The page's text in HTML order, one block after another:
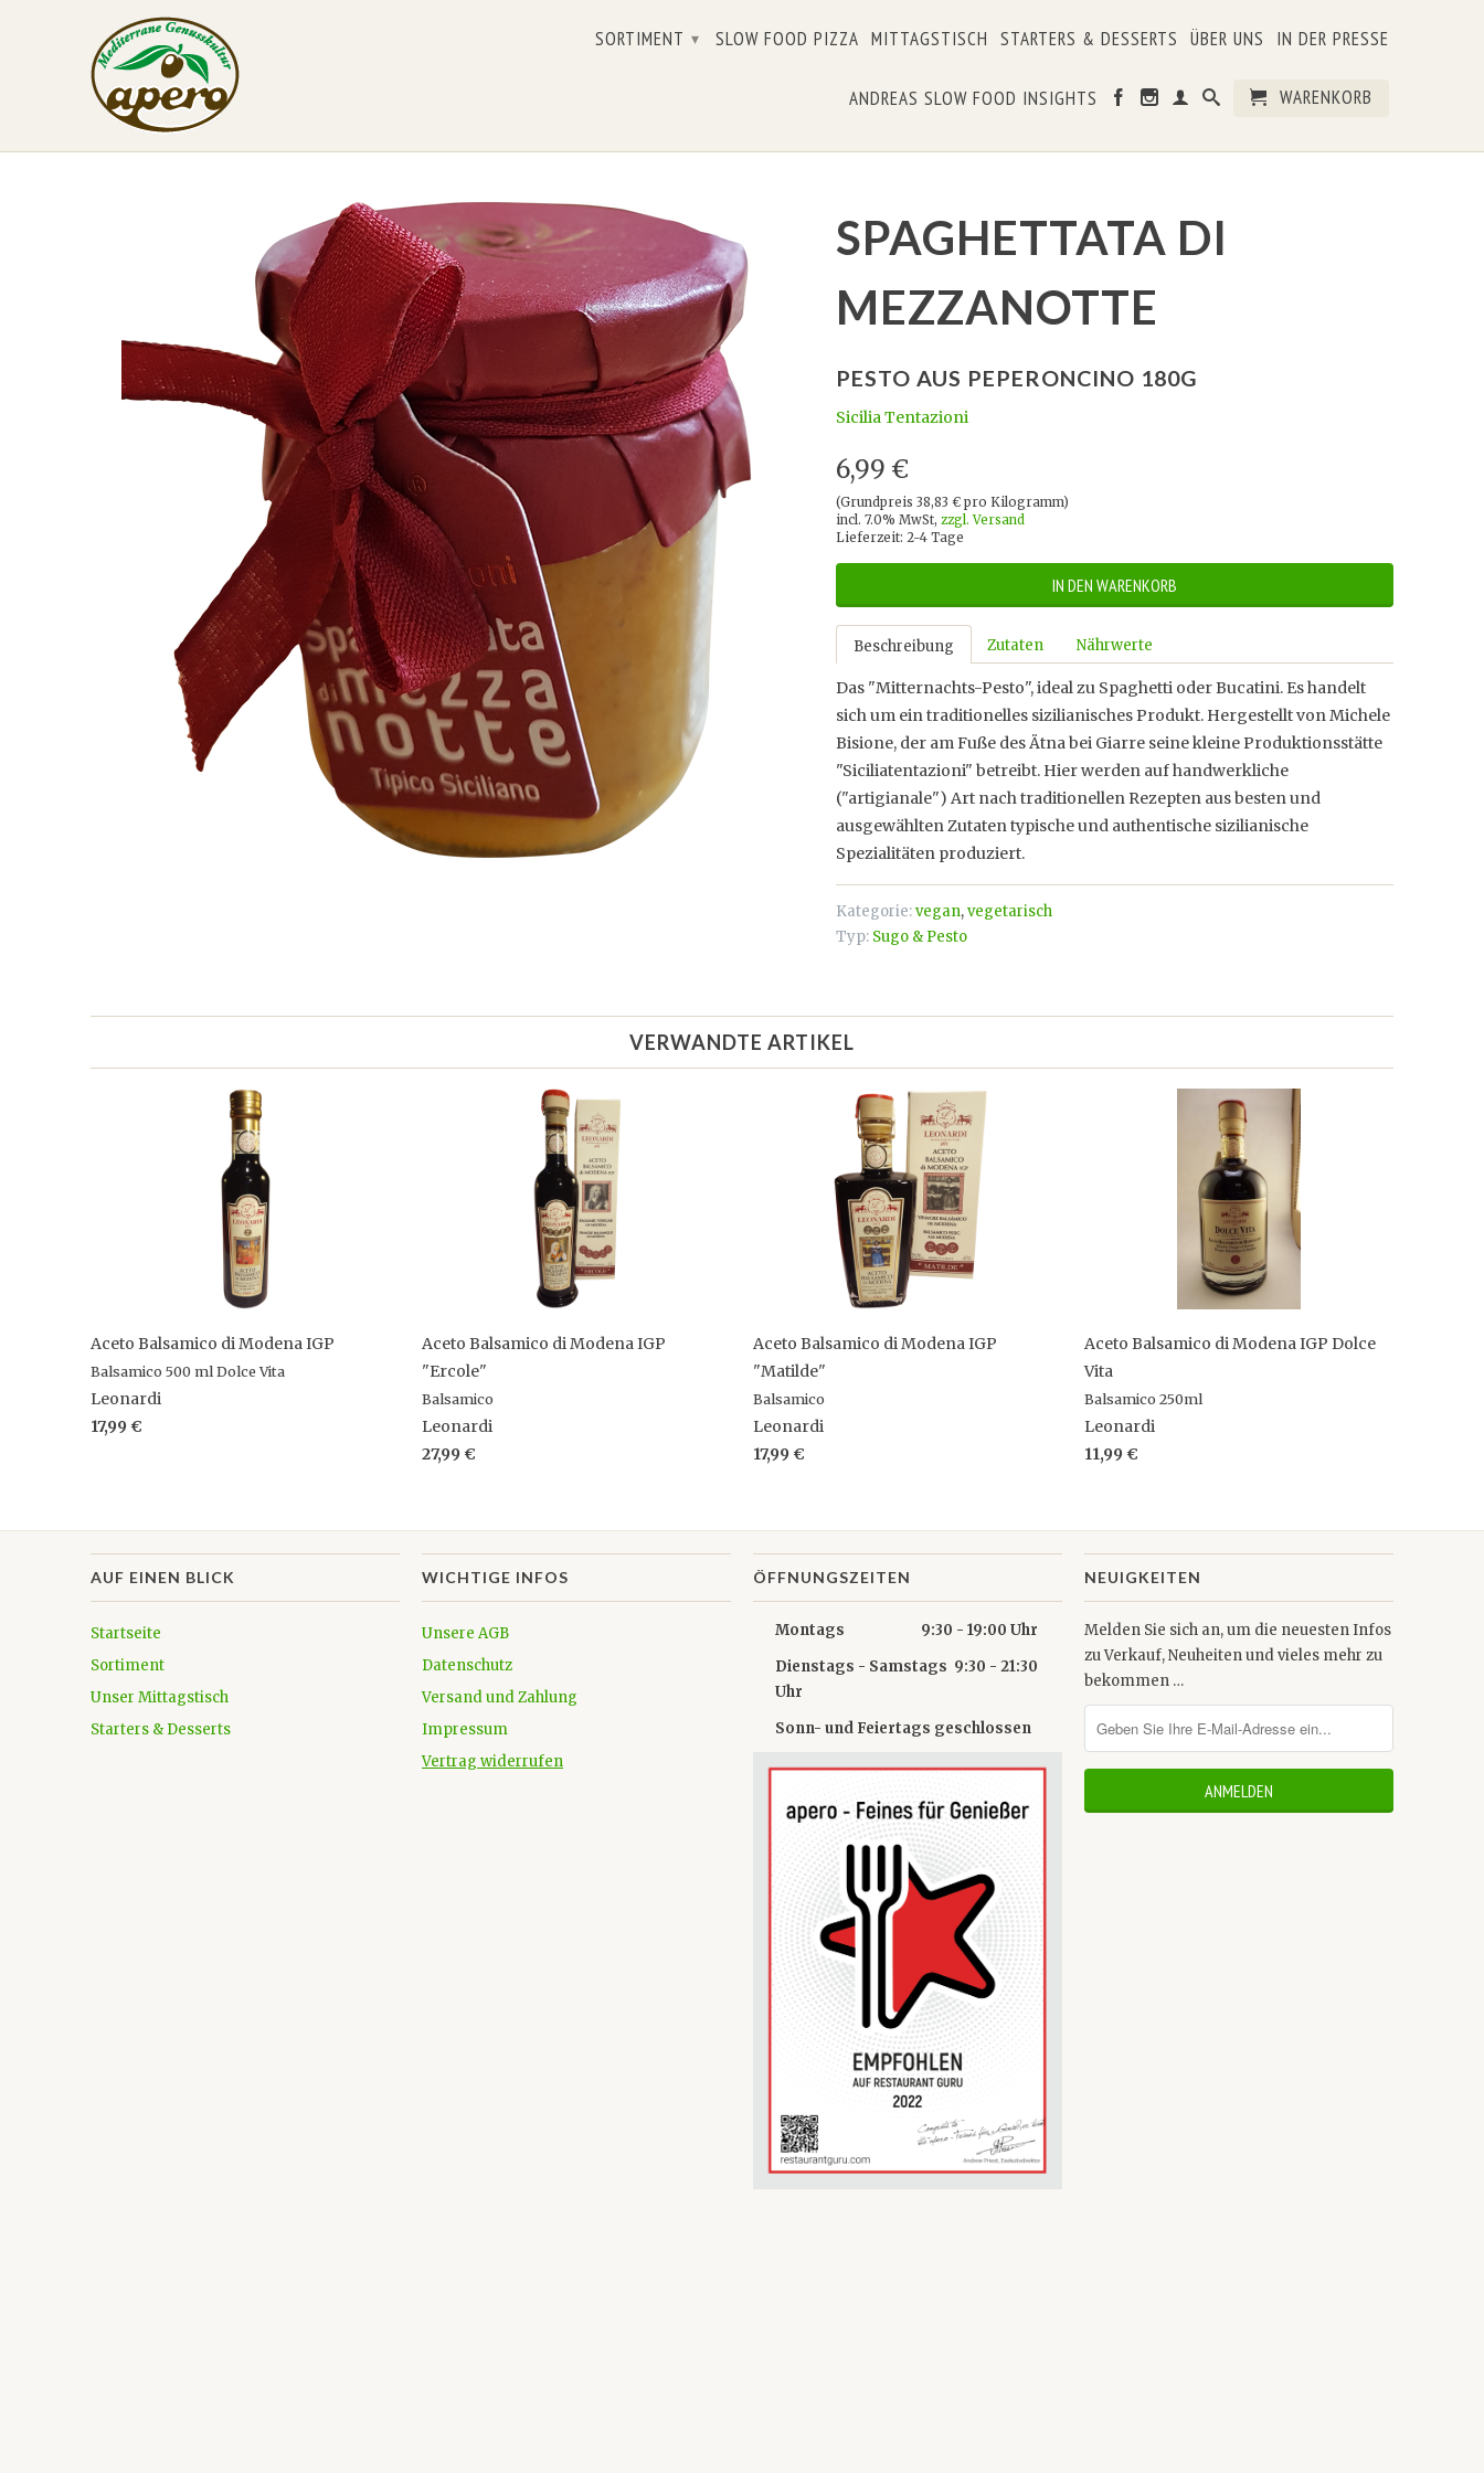
SORTIMENT ▾ SLOW FOOD PIZZA MITTAGSTISCH STARTERS & DESSERTS ÜBER UNS IN DER PRESSE
ANDREAS SLOW FOOD INSIGHTS WARENKORB
SPAGHETTATA DI
MEZZANOTTE
PESTO AUS PEPERONCINO 180G
Sicilia Tentazioni
6,99 €
(Grundpreis 38,83 € pro Kilogramm)
incl. 7.0% MwSt, zzgl. Versand
Lieferzeit: 2-4 Tage
IN DEN WARENKORB
Beschreibung Zutaten Nährwerte
Das "Mitternachts-Pesto", ideal zu Spaghetti oder Bucatini. Es handelt
sich um ein traditionelles sizilianisches Produkt. Hergestellt von Michele
Bisione, der am Fuße des Ätna bei Giarre seine kleine Produktionsstätte
"Siciliatentazioni" betreibt. Hier werden auf handwerkliche
("artigianale") Art nach traditionellen Rezepten aus besten und
ausgewählten Zutaten typische und authentische sizilianische
Spezialitäten produziert.
Kategorie:vegan,vegetarisch
Typ: Sugo & Pesto
VERWANDTE ARTIKEL
Aceto Balsamico di Modena IGP
Balsamico 500 ml Dolce Vita
Leonardi
17,99 €
Aceto Balsamico di Modena IGP
"Ercole"
Balsamico
Leonardi
27,99 €
Aceto Balsamico di Modena IGP
"Matilde"
Balsamico
Leonardi
17,99 €
Aceto Balsamico di Modena IGP Dolce
Vita
Balsamico 250ml
Leonardi
11,99 €
AUF EINEN BLICK
Startseite
Sortiment
Unser Mittagstisch
Starters & Desserts
WICHTIGE INFOS
Unsere AGB
Datenschutz
Versand und Zahlung
Impressum
Vertrag widerrufen
ÖFFNUNGSZEITEN
Montags 9:30 - 19:00 Uhr
Dienstags - Samstags 9:30 - 21:30
Uhr
Sonn- und Feiertags geschlossen
NEUIGKEITEN
Melden Sie sich an, um die neuesten Infos
zu Verkauf, Neuheiten und vieles mehr zu
bekommen …